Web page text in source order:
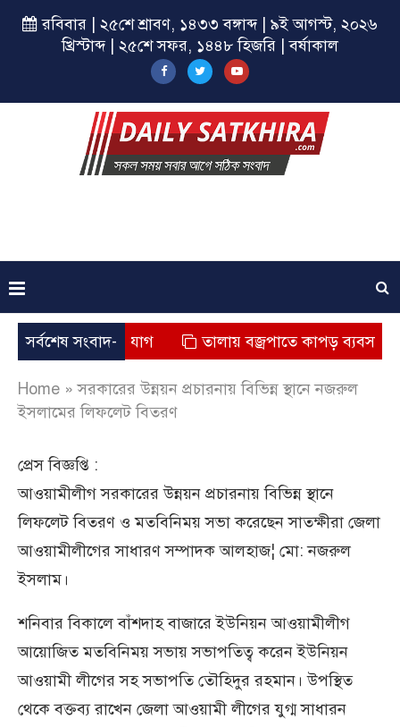
রবিবার | ২৫শে শ্রাবণ, ১৪৩৩ বঙ্গাব্দ | ৯ই আগস্ট, ২০২৬
খ্রিস্টাব্দ | ২৫শে সফর, ১৪৪৮ হিজরি | বর্ষাকাল
সর্বশেষ সংবাদ-
মৃত্যুর অভিযোগ তালায় বজ্রপাতে কাপড় ব্যবসায়ীর মৃত্যু
Home »সরকারের উন্নয়ন প্রচারনায় বিভিন্ন স্থানে নজরুল
ইসলামের লিফলেট বিতরণ
প্রেস বিজ্ঞপ্তি :
আওয়ামীলীগ সরকারের উন্নয়ন প্রচারনায় বিভিন্ন স্থানে
লিফলেট বিতরণ ও মতবিনিময় সভা করেছেন সাতক্ষীরা জেলা
আওয়ামীলীগের সাধারণ সম্পাদক আলহাজ¦ মো: নজরুল
ইসলাম।
শনিবার বিকালে বাঁশদাহ বাজারে ইউনিয়ন আওয়ামীলীগ
আয়োজিত মতবিনিময় সভায় সভাপতিত্ব করেন ইউনিয়ন
আওয়ামী লীগের সহ সভাপতি তৌহিদুর রহমান। উপস্থিত
থেকে বক্তব্য রাখেন জেলা আওয়ামী লীগের যুগ্ম সাধারন